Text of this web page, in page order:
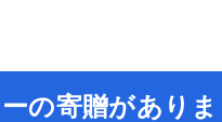
ーの寄贈があり